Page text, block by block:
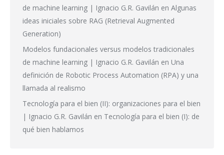
de machine learning | Ignacio G.R. Gavilán en Algunas
ideas iniciales sobre RAG (Retrieval Augmented
Generation)
Modelos fundacionales versus modelos tradicionales
de machine learning | Ignacio G.R. Gavilán en Una
definición de Robotic Process Automation (RPA) y una
llamada al realismo
Tecnología para el bien (II): organizaciones para el bien
| Ignacio G.R. Gavilán en Tecnología para el bien (I): de
qué bien hablamos